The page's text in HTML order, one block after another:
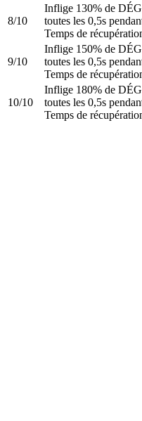
8/10
Inflige 130% de
toutes les 0,5s
Temps de
9/10
Inflige 150% de
toutes les 0,5s
Temps de
10/10
Inflige 180% de
toutes les 0,5s
Temps de